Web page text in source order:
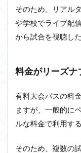
そのため、リアル
や学校でライブ配
から試合を視聴し
料金がリーズナ
有料大会パスの料
ますが、一般的に
ルな料金で利用す
そのため、複数の